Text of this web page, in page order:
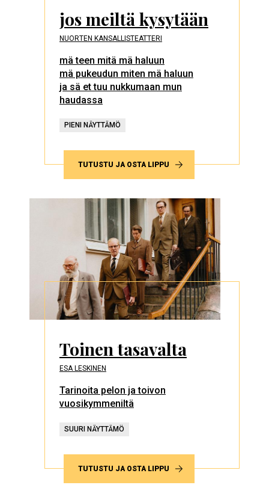
jos meiltä kysytään
NUORTEN KANSALLISTEATTERI
mä teen mitä mä haluun
mä pukeudun miten mä haluun
ja sä et tuu nukkumaan mun
haudassa
PIENI NÄYTTÄMÖ
TUTUSTU JA OSTA LIPPU
Toinen tasavalta
ESA LESKINEN
Tarinoita pelon ja toivon
vuosikymmeniltä
SUURI NÄYTTÄMÖ
TUTUSTU JA OSTA LIPPU